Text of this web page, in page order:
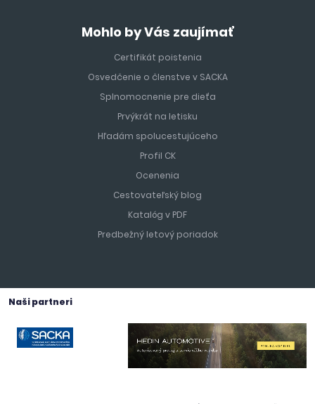
Mohlo by Vás zaujímať
Certifikát poistenia
Osvedčenie o členstve v SACKA
Splnomocnenie pre dieťa
Prvýkrát na letisku
Hľadám spolucestujúceho
Profil CK
Ocenenia
Cestovateľský blog
Katalóg v PDF
Predbežný letový poriadok
Naši partneri
Vyhrajte 100 EUR na ďalší zájazd!
Registrujte svoj email a každý mesiac môžete vyhrať.